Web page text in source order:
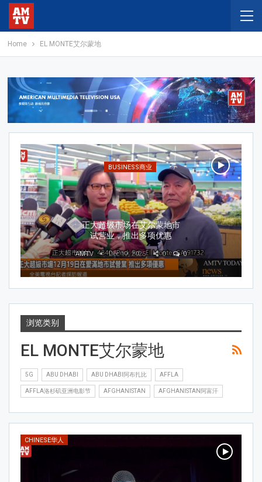
Home EL MONTE艾尔蒙地
CHINESE华人
第32届大专杯流行歌曲卡拉
OK歌唱大赛初赛即将登场
AMTV Aug 5, 2026 0 0
浏览类别
EL MONTE艾尔蒙地
5G ABU DHABI ABU DHABI阿布扎比 AFFLA
AFFLA洛杉矶亚洲电影节 AFGHANISTAN AFGHANISTAN阿富汗
CHINESE华人